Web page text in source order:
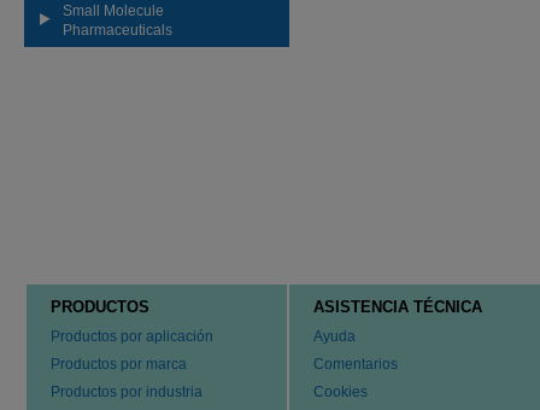
Small Molecule
Pharmaceuticals
PRODUCTOS
Productos por aplicación
Productos por marca
Productos por industria
ASISTENCIA TÉCNICA
Ayuda
Comentarios
Cookies